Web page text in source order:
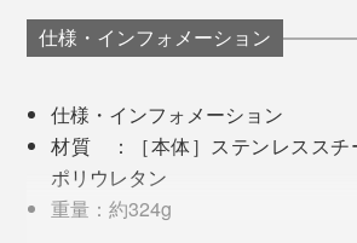
正方形のプレートも、鏡だといわれ
うな光沢。天面だけでなく四方のコ
仕様・インフォメーション
仕様・インフォメーション
材質 ：［本体］ステンレススチ
ポリウレタン
重量：約324g